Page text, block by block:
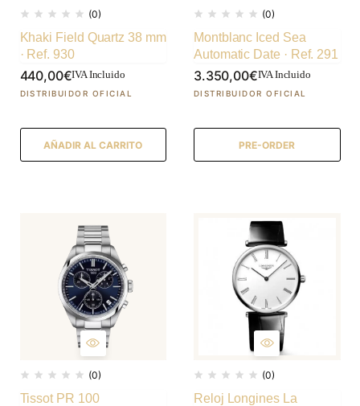
(0)
Khaki Field Quartz 38 mm
· Ref. 930
440,00€IVA Incluido
AÑADIR AL CARRITO
(0)
Montblanc Iced Sea
Automatic Date · Ref. 291
3.350,00€IVA Incluido
PRE-ORDER
(0)
Tissot PR 100
(0)
Reloj Longines La